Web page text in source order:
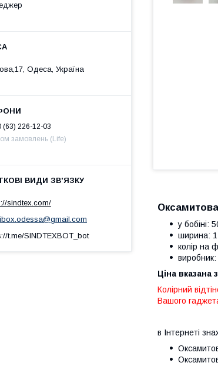
у бобіні:
ширина:
колір на
Ціна вказана
Колірний
Вашого
в Інтернеті
Одеса, Україна
(63) 226-12-03
замовлень (Life)
sindtex.com/
t.me/SINDTEXBOT_bot